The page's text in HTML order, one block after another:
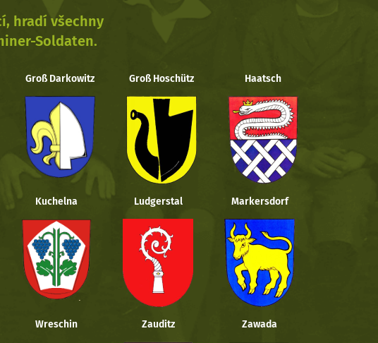
hradí všechny
Soldaten.
Groß Darkowitz Groß Hoschütz Haatsch
Kuchelna Ludgerstal Markersdorf
Wreschin Zauditz Zawada